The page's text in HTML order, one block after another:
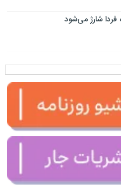
فردا شارژ می‌شود